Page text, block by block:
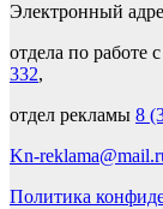
Электронный
отдела по работе
332,
отдел рекламы 8
Kn-
Политика